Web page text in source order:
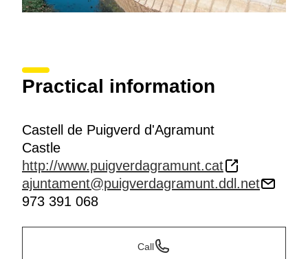
Practical information
Castell de Puigverd d'Agramunt
Castle
http://www.puigverdagramunt.cat
ajuntament@puigverdagramunt.ddl.net
973 391 068
Call